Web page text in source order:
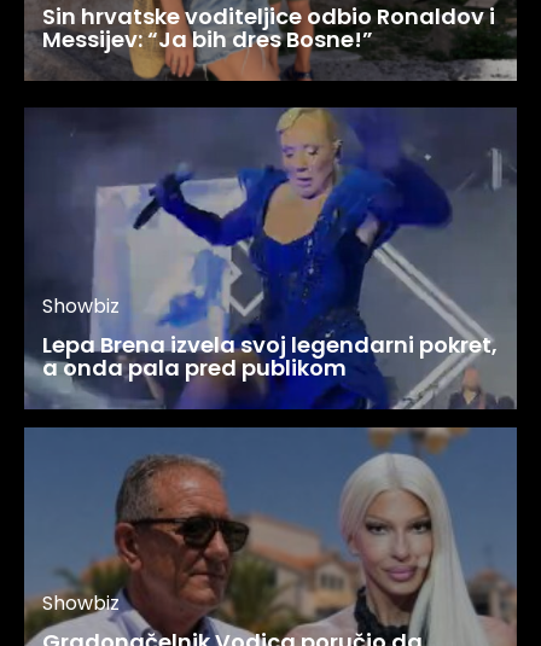
Sin hrvatske voditeljice odbio Ronaldov i
Messijev: “Ja bih dres Bosne!”
Showbiz
Lepa Brena izvela svoj legendarni pokret,
a onda pala pred publikom
Showbiz